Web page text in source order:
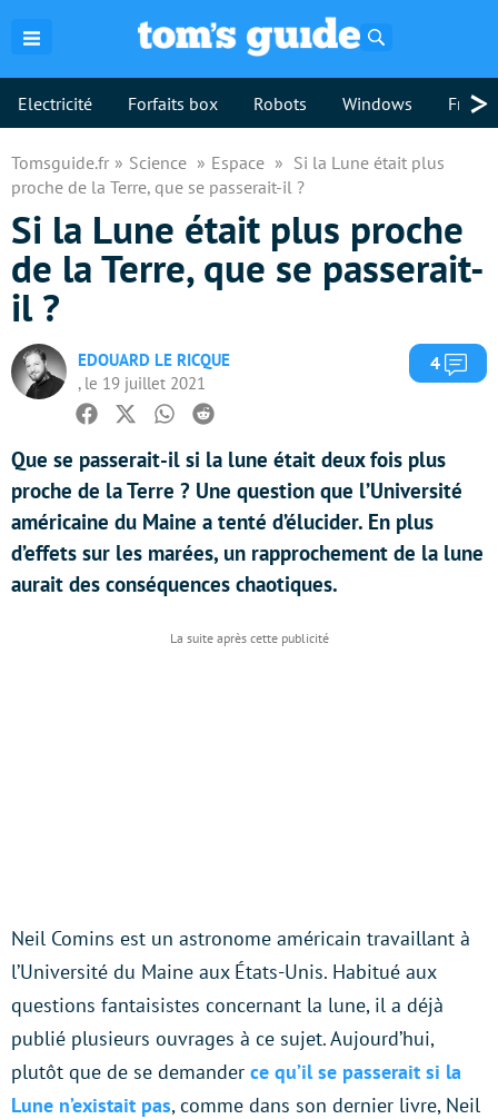
Electricité Forfaits box Robots Windows >
Tomsguide.fr Science Espace
Si la Lune était plus
proche de la Terre, que se passerait-il ?
Si la Lune était plus proche
de la Terre, que se passerait-
il ?
EDOUARD LE RICQUE
, le 19 juillet 2021
4
Facebook
TwitterWhatsapp
Reddit
Que se passerait-il si la lune était deux fois plus
proche de la Terre ? Une question que l’Université
américaine du Maine a tenté d’élucider. En plus
d’effets sur les marées, un rapprochement de la lune
aurait des conséquences chaotiques.
Neil Comins est un astronome américain travaillant à
l’Université du Maine aux États-Unis. Habitué aux
questions fantaisistes concernant la lune, il a déjà
publié plusieurs ouvrages à ce sujet. Aujourd’hui,
plutôt que de se demander ce qu’il se passerait si la
Lune n’existait pas, comme dans son dernier livre, Neil